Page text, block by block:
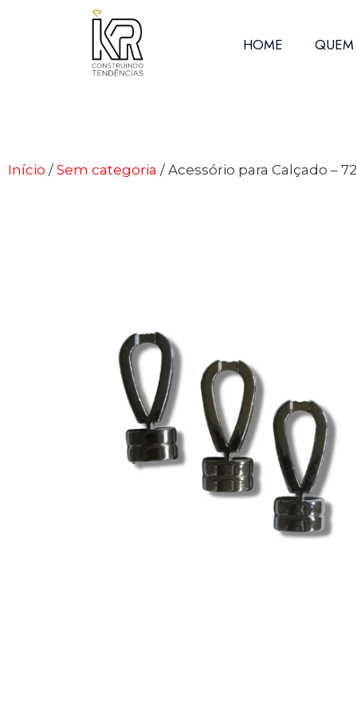
HOME
Início / Sem categoria / Acessório para Calçado –